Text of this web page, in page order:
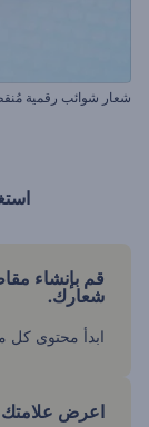
شعار شوائب رقمية
قم بإنشاء
شعارك.
ابدأ محتوى كل
اعرض علامتك